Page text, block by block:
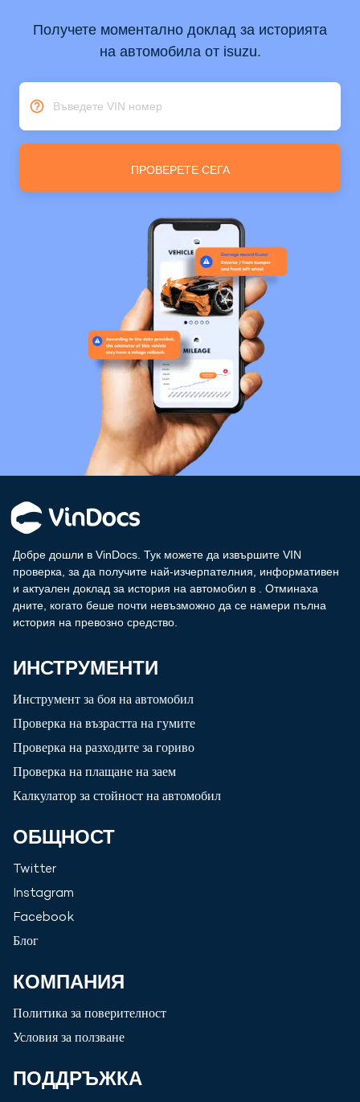
Получете моментално доклад за историята
на автомобила от isuzu.
Въведете VIN номер
ПРОВЕРЕТЕ СЕГА
Добре дошли в VinDocs. Тук можете да извършите VIN
проверка, за да получите най-изчерпателния, информативен
и актуален доклад за история на автомобил в
. Отминаха
дните, когато беше почти невъзможно да се намери пълна
история на превозно средство.
ИНСТРУМЕНТИ
Инструмент за боя на автомобил
Проверка на възрастта на гумите
Проверка на разходите за гориво
Проверка на плащане на заем
Калкулатор за стойност на автомобил
ОБЩНОСТ
Twitter
Instagram
Facebook
Блог
КОМПАНИЯ
Политика за поверителност
Условия за ползване
ПОДДРЪЖКА